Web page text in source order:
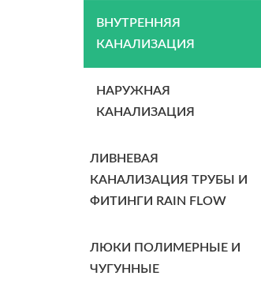
ВНУТРЕННЯЯ
КАНАЛИЗАЦИЯ
НАРУЖНАЯ
КАНАЛИЗАЦИЯ
ЛИВНЕВАЯ
КАНАЛИЗАЦИЯ ТРУБЫ И
ФИТИНГИ RAIN FLOW
ЛЮКИ ПОЛИМЕРНЫЕ И
ЧУГУННЫЕ